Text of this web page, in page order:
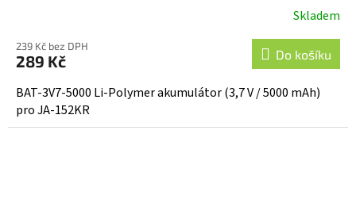
produktu
je
5,0
z
5
Skladem
239 Kč bez DPH
289 Kč Do košíku
BAT-3V7-5000 Li-Polymer akumulátor (3,7 V / 5000 mAh)
pro JA-152KR